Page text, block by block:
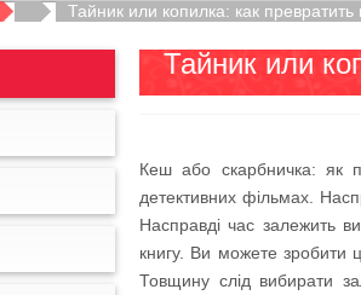
Тайник или копилка: как
Тайник или
Кеш або скарбничка: як
детективних фільмах.
Насправді час залежить
книгу. Ви можете зробити
Товщину слід вибирати